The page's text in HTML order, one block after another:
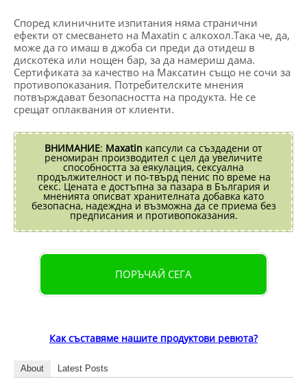
Според клиничните изпитания няма странични
ефекти от смесването на Maxatin с алкохол.Така че, да,
може да го имаш в джоба си преди да отидеш в
дискотека или нощен бар, за да намериш дама.
Сертификата за качество на Максатин също не сочи за
противопоказания. Потребителските мнения
потвърждават безопасността на продукта. Не се
срещат оплаквания от клиенти.
ВНИМАНИЕ: Maxatin капсули са създадени от
реномиран производител с цел да увеличите
способността за еякулация, сексуална
продължителност и по-твърд пенис по време на
секс. Цената е достъпна за пазара в България и
мненията описват хранителната добавка като
безопасна, надеждна и възможна да се приема без
предписания и противопоказания.
ПОРЪЧАЙ СЕГА
Как съставяме нашите продуктови ревюта?
About Latest Posts